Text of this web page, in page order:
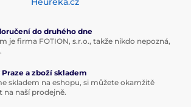
do druhého dne
je firma FOTION, s.r.o., takže nikdo nepozná,
a zboží skladem
skladem na eshopu, si můžete okamžitě
na naší prodejně.